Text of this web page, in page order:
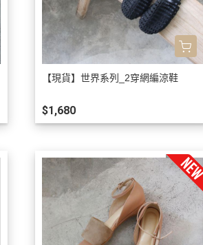
【現貨】世界系列_2穿網編涼鞋
$1,680